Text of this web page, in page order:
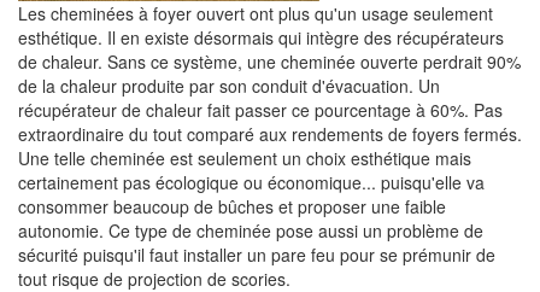
Les cheminées à foyer ouvert ont plus qu'un usage seulement
esthétique. Il en existe désormais qui intègre des récupérateurs
de chaleur. Sans ce système, une cheminée ouverte perdrait 90%
de la chaleur produite par son conduit d'évacuation. Un
récupérateur de chaleur fait passer ce pourcentage à 60%. Pas
extraordinaire du tout comparé aux rendements de foyers fermés.
Une telle cheminée est seulement un choix esthétique mais
certainement pas écologique ou économique... puisqu'elle va
consommer beaucoup de bûches et proposer une faible
autonomie. Ce type de cheminée pose aussi un problème de
sécurité puisqu'il faut installer un pare feu pour se prémunir de
tout risque de projection de scories.